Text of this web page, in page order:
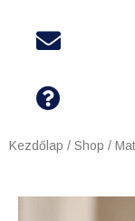
Kezdőlap / Shop /